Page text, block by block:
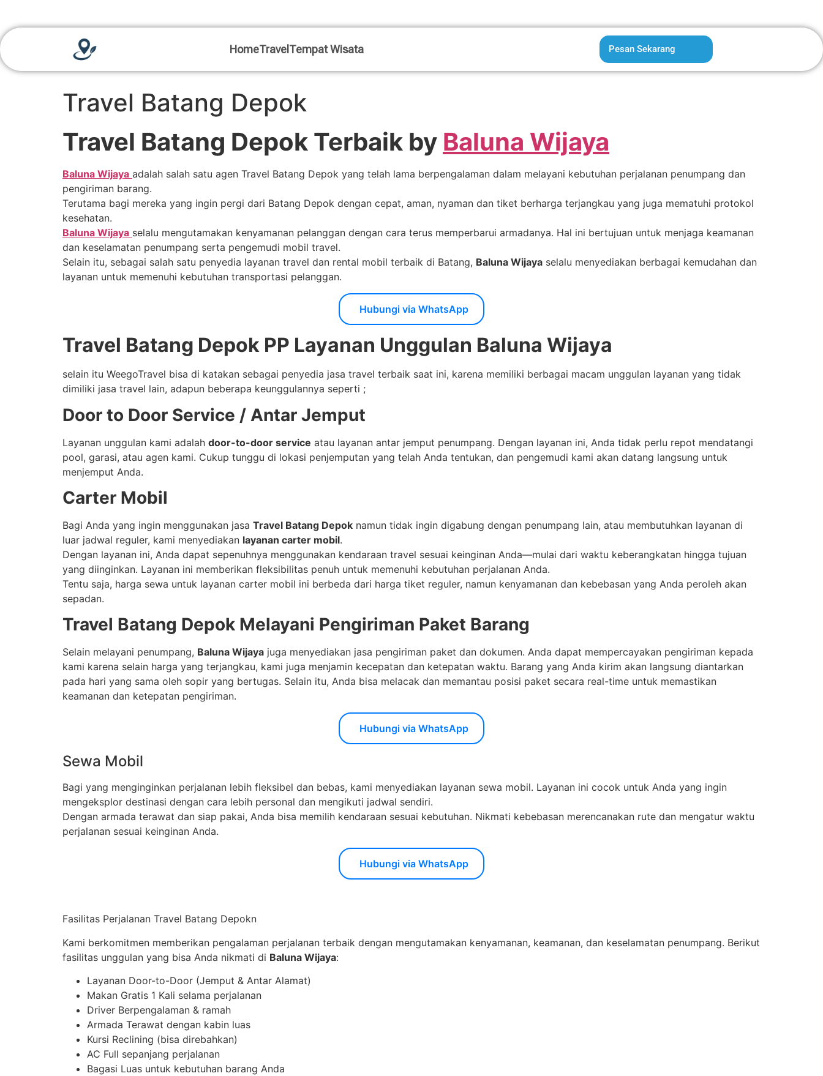
HomeTravelTempat Wisata Pesan Sekarang
Travel Batang Depok
Travel Batang Depok Terbaik by Baluna Wijaya
Baluna Wijaya adalah salah satu agen Travel Batang Depok yang telah lama berpengalaman dalam melayani kebutuhan perjalanan penumpang dan
pengiriman barang.
Terutama bagi mereka yang ingin pergi dari Batang Depok dengan cepat, aman, nyaman dan tiket berharga terjangkau yang juga mematuhi protokol
kesehatan.
Baluna Wijaya selalu mengutamakan kenyamanan pelanggan dengan cara terus memperbarui armadanya. Hal ini bertujuan untuk menjaga keamanan
dan keselamatan penumpang serta pengemudi mobil travel.
Selain itu, sebagai salah satu penyedia layanan travel dan rental mobil terbaik di Batang, Baluna Wijaya selalu menyediakan berbagai kemudahan dan
layanan untuk memenuhi kebutuhan transportasi pelanggan.
Hubungi via WhatsApp
Travel Batang Depok PP Layanan Unggulan Baluna Wijaya
selain itu WeegoTravel bisa di katakan sebagai penyedia jasa travel terbaik saat ini, karena memiliki berbagai macam unggulan layanan yang tidak
dimiliki jasa travel lain, adapun beberapa keunggulannya seperti ;
Door to Door Service / Antar Jemput
Layanan unggulan kami adalah door-to-door service atau layanan antar jemput penumpang. Dengan layanan ini, Anda tidak perlu repot mendatangi
pool, garasi, atau agen kami. Cukup tunggu di lokasi penjemputan yang telah Anda tentukan, dan pengemudi kami akan datang langsung untuk
menjemput Anda.
Carter Mobil
Bagi Anda yang ingin menggunakan jasa Travel Batang Depok namun tidak ingin digabung dengan penumpang lain, atau membutuhkan layanan di
luar jadwal reguler, kami menyediakan layanan carter mobil.
Dengan layanan ini, Anda dapat sepenuhnya menggunakan kendaraan travel sesuai keinginan Anda—mulai dari waktu keberangkatan hingga tujuan
yang diinginkan. Layanan ini memberikan fleksibilitas penuh untuk memenuhi kebutuhan perjalanan Anda.
Tentu saja, harga sewa untuk layanan carter mobil ini berbeda dari harga tiket reguler, namun kenyamanan dan kebebasan yang Anda peroleh akan
sepadan.
Travel Batang Depok Melayani Pengiriman Paket Barang
Selain melayani penumpang, Baluna Wijaya juga menyediakan jasa pengiriman paket dan dokumen. Anda dapat mempercayakan pengiriman kepada
kami karena selain harga yang terjangkau, kami juga menjamin kecepatan dan ketepatan waktu. Barang yang Anda kirim akan langsung diantarkan
pada hari yang sama oleh sopir yang bertugas. Selain itu, Anda bisa melacak dan memantau posisi paket secara real-time untuk memastikan
keamanan dan ketepatan pengiriman.
Hubungi via WhatsApp
Sewa Mobil
Bagi yang menginginkan perjalanan lebih fleksibel dan bebas, kami menyediakan layanan sewa mobil. Layanan ini cocok untuk Anda yang ingin
mengeksplor destinasi dengan cara lebih personal dan mengikuti jadwal sendiri.
Dengan armada terawat dan siap pakai, Anda bisa memilih kendaraan sesuai kebutuhan. Nikmati kebebasan merencanakan rute dan mengatur waktu
perjalanan sesuai keinginan Anda.
Hubungi via WhatsApp
Fasilitas Perjalanan Travel Batang Depokn
Kami berkomitmen memberikan pengalaman perjalanan terbaik dengan mengutamakan kenyamanan, keamanan, dan keselamatan penumpang. Berikut
fasilitas unggulan yang bisa Anda nikmati di Baluna Wijaya:
Layanan Door-to-Door (Jemput & Antar Alamat)
Makan Gratis 1 Kali selama perjalanan
Driver Berpengalaman & ramah
Armada Terawat dengan kabin luas
Kursi Reclining (bisa direbahkan)
AC Full sepanjang perjalanan
Bagasi Luas untuk kebutuhan barang Anda